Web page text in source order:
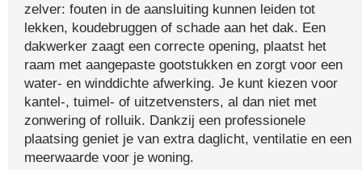
zelver: fouten in de aansluiting kunnen leiden tot
lekken, koudebruggen of schade aan het dak. Een
dakwerker zaagt een correcte opening, plaatst het
raam met aangepaste gootstukken en zorgt voor een
water- en winddichte afwerking. Je kunt kiezen voor
kantel-, tuimel- of uitzetvensters, al dan niet met
zonwering of rolluik. Dankzij een professionele
plaatsing geniet je van extra daglicht, ventilatie en een
meerwaarde voor je woning.